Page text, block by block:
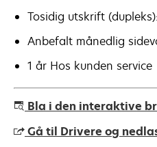
Tosidig utskrift
Anbefalt månedlig
1 år Hos kunden service
Bla i den interaktive
Gå til Drivere og